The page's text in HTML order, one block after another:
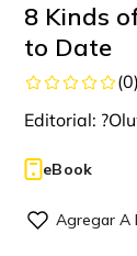
8 Kinds
to Date
(0)
Editorial:
eBook